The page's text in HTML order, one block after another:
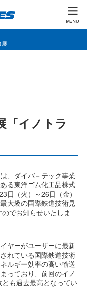
展
「イノトラ
、ダイバ－テック事業
る東洋ゴム化工品株式
日（火）～26日（金）
大級の国際鉄道技術見
でお知らせいたしま
ヤーがユーザーに最新
れている国際鉄道技術
ルギー効率の高い輸送
っており、前回のイノ
も過去最高となってい